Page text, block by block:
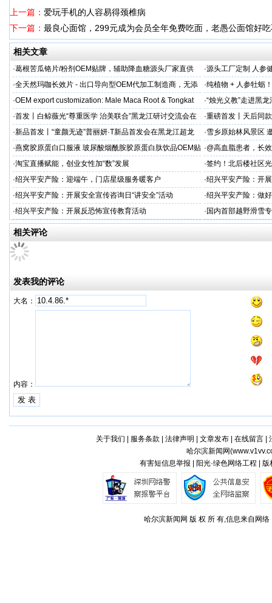
上一篇： 爱玩手机的人容易得颈椎病
下一篇： 最良心面馆，299元成为会员全年免费吃面，老愚公面馆好
相关文章
·葛根苦瓜铬片/粉剂OEM贴牌，辅助降血糖源头厂家直供 ·源头工厂定制 人参
出口优选
·全天然玛咖长效片 - 出口导向型OEM代加工制造商，无添
加剂
·纯植物 + 人参牡蛎
力保驾护航
·OEM export customization: Male Maca Root & Tongkat ·“烛光义教”走进黑
·首发丨白鲸薇光“尊重医学 治美联合”黑龙江研讨交流会在
超龙医美成功举办！胶原领域创新突破，引领胶原抗
·重磅首发丨天后同
上市！
·新品首发丨“童颜无迹”普丽妍·T新品首发会在黑龙江超龙
成功举办 李远宏教授受邀参会并进行相关学术交流
·雪乡原始林风景区
·燕窝胶原蛋白口服液 玻尿酸烟酰胺胶原蛋白肽饮品OEM贴
牌
·@高血脂患者，长
·淘宝直播赋能，创业女性加“数”发展 ·签约！北后楼社区
·绍兴平安产险：迎端午，门店星级服务暖客户 ·绍兴平安产险：开
治工作
·绍兴平安产险：开展安全宣传咨询日“讲安全”活动 ·绍兴平安产险：做
·绍兴平安产险：开展反恐怖宣传教育活动 · 国内首部越野滑雪
学化训练理论与方法
相关评论
发表我的评论
大名：
内容：
关于我们 服务条款 法律声明 文章发布| 在线留言|
哈尔滨新闻网(
有害短信息举报 | 阳光·绿色网络工程 |
哈尔滨新闻网 版 权 所 有,信息来自网